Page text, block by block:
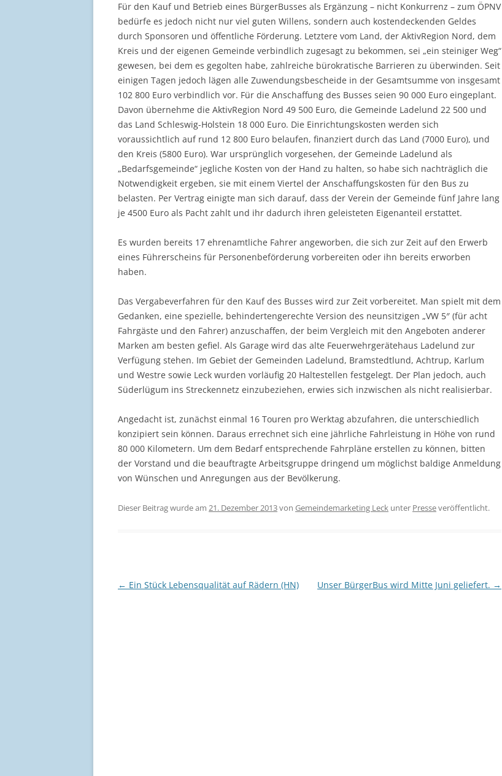
Für den Kauf und Betrieb eines BürgerBusses als Ergänzung – nicht Konkurrenz – zum ÖPNV
bedürfe es jedoch nicht nur viel guten Willens, sondern auch kostendeckenden Geldes
durch Sponsoren und öffentliche Förderung. Letztere vom Land, der AktivRegion Nord, dem
Kreis und der eigenen Gemeinde verbindlich zugesagt zu bekommen, sei „ein steiniger Weg“
gewesen, bei dem es gegolten habe, zahlreiche bürokratische Barrieren zu überwinden. Seit
einigen Tagen jedoch lägen alle Zuwendungsbescheide in der Gesamtsumme von insgesamt
102 800 Euro verbindlich vor. Für die Anschaffung des Busses seien 90 000 Euro eingeplant.
Davon übernehme die AktivRegion Nord 49 500 Euro, die Gemeinde Ladelund 22 500 und
das Land Schleswig-Holstein 18 000 Euro. Die Einrichtungskosten werden sich
voraussichtlich auf rund 12 800 Euro belaufen, finanziert durch das Land (7000 Euro), und
den Kreis (5800 Euro). War ursprünglich vorgesehen, der Gemeinde Ladelund als
„Bedarfsgemeinde“ jegliche Kosten von der Hand zu halten, so habe sich nachträglich die
Notwendigkeit ergeben, sie mit einem Viertel der Anschaffungskosten für den Bus zu
belasten. Per Vertrag einigte man sich darauf, dass der Verein der Gemeinde fünf Jahre lang
je 4500 Euro als Pacht zahlt und ihr dadurch ihren geleisteten Eigenanteil erstattet.
Es wurden bereits 17 ehrenamtliche Fahrer angeworben, die sich zur Zeit auf den Erwerb
eines Führerscheins für Personenbeförderung vorbereiten oder ihn bereits erworben
haben.
Das Vergabeverfahren für den Kauf des Busses wird zur Zeit vorbereitet. Man spielt mit dem
Gedanken, eine spezielle, behindertengerechte Version des neunsitzigen „VW 5″ (für acht
Fahrgäste und den Fahrer) anzuschaffen, der beim Vergleich mit den Angeboten anderer
Marken am besten gefiel. Als Garage wird das alte Feuerwehrgerätehaus Ladelund zur
Verfügung stehen. Im Gebiet der Gemeinden Ladelund, Bramstedtlund, Achtrup, Karlum
und Westre sowie Leck wurden vorläufig 20 Haltestellen festgelegt. Der Plan jedoch, auch
Süderlügum ins Streckennetz einzubeziehen, erwies sich inzwischen als nicht realisierbar.
Angedacht ist, zunächst einmal 16 Touren pro Werktag abzufahren, die unterschiedlich
konzipiert sein können. Daraus errechnet sich eine jährliche Fahrleistung in Höhe von rund
80 000 Kilometern. Um dem Bedarf entsprechende Fahrpläne erstellen zu können, bitten
der Vorstand und die beauftragte Arbeitsgruppe dringend um möglichst baldige Anmeldung
von Wünschen und Anregungen aus der Bevölkerung.
Dieser Beitrag wurde am 21. Dezember 2013von Gemeindemarketing Leck unter Presseveröffentlicht.
Beitragsnavigation
← Ein Stück Lebensqualität auf Rädern (HN) Unser BürgerBus wird Mitte Juni geliefert. →